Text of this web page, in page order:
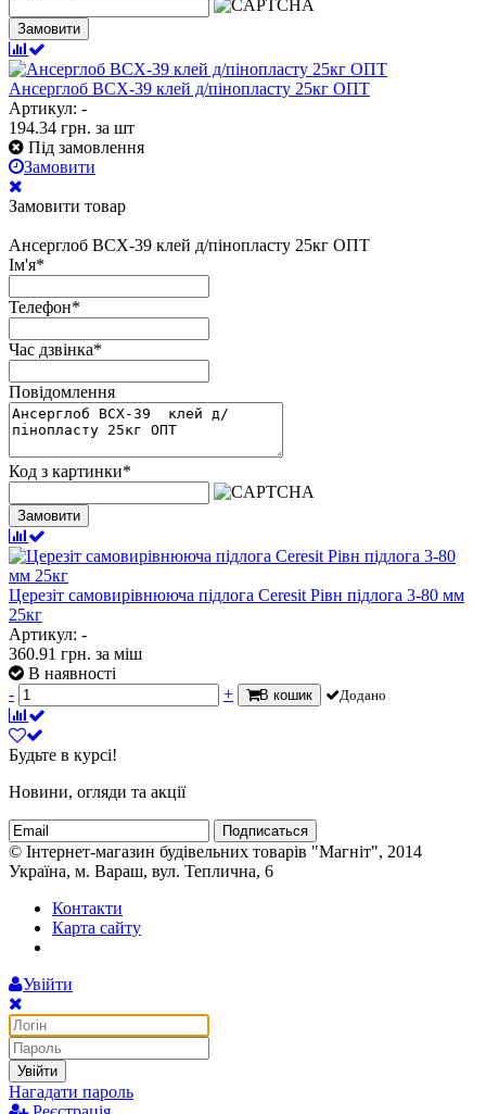
Замовити
Ансерглоб ВСХ-39 клей д/пінопласту 25кг ОПТ
Артикул: -
194.34 грн. за шт
Під замовлення
Замовити
Замовити товар
Ансерглоб ВСХ-39 клей д/пінопласту 25кг ОПТ
Ім'я*
Телефон*
Час дзвінка*
Повідомлення
Код з картинки*
Замовити
Церезіт самовирівнююча підлога Ceresit Рівн підлога 3-80 мм
25кг
Артикул: -
360.91 грн. за міш
В наявності
-
+ В кошик Додано
Будьте в курсі!
Новини, огляди та акції
Подписаться
© Інтернет-магазин будівельних товарів "Магніт", 2014
Україна, м. Вараш, вул. Теплична, 6
Контакти
Карта сайту
Увійти
Увійти
Нагадати пароль